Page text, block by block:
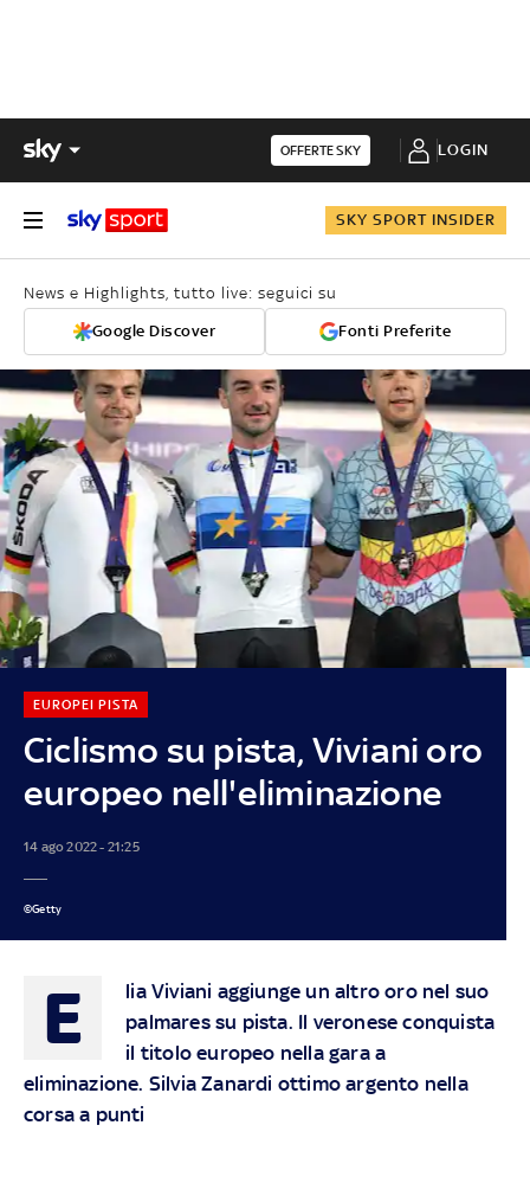
OFFERTE SKY LOGIN
SKY SPORT INSIDER
News e Highlights, tutto live: seguici su
Google Discover Fonti Preferite
Ciclismo su pista, Viviani oro
europeo nell'eliminazione
EUROPEI PISTA
14 ago 2022 - 21:25
©Getty
E
lia Viviani aggiunge un altro oro nel suo
palmares su pista. Il veronese conquista
il titolo europeo nella gara a
eliminazione. Silvia Zanardi ottimo argento nella
corsa a punti